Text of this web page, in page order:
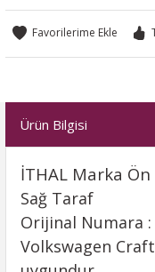
Ürün Bilgisi
İTHAL Marka
Sağ Taraf
Orijinal Numara :
Volkswagen